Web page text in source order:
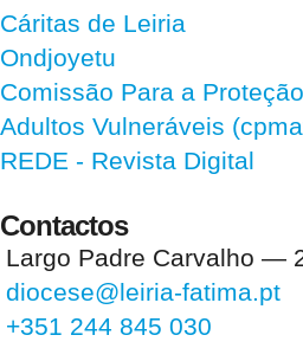
Cáritas de Leiria
Ondjoyetu
Comissão Para a
Adultos Vulneráveis
REDE - Revista Digital
Contactos
Largo Padre Carvalho —
diocese@leiria-fatima.pt
+351 244 845 030